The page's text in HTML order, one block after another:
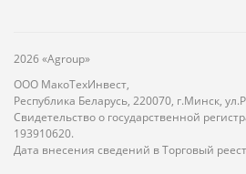
2026 «Agroup»
ООО МакоТехИнвест,
Республика Беларусь, 220070, г.Минск,
Свидетельство о государственной
193910620.
Дата внесения сведений в Торговый